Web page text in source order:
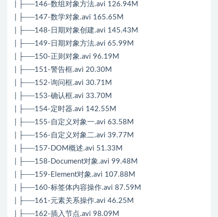
| ├──146-数组对象方法.avi 126.94M
| ├──147-数学对象.avi 165.65M
| ├──148-日期对象创建.avi 145.43M
| ├──149-日期对象方法.avi 65.99M
| ├──150-正则对象.avi 96.19M
| ├──151-警告框.avi 20.30M
| ├──152-询问框.avi 30.71M
| ├──153-确认框.avi 33.70M
| ├──154-定时器.avi 142.55M
| ├──155-自定义对象一.avi 63.58M
| ├──156-自定义对象二.avi 39.77M
| ├──157-DOM概述.avi 51.33M
| ├──158-Document对象.avi 99.48M
| ├──159-Element对象.avi 107.88M
| ├──160-标签体内容操作.avi 87.59M
| ├──161-元素关系操作.avi 46.25M
| ├──162-插入节点.avi 98.09M